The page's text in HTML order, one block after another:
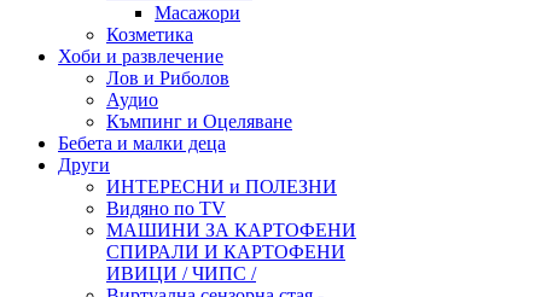
Масажори
Козметика
Хоби и развлечение
Лов и Риболов
Аудио
Къмпинг и Оцеляване
Бебета и малки деца
Други
ИНТЕРЕСНИ и ПОЛЕЗНИ
Видяно по TV
МАШИНИ ЗА КАРТОФЕНИ
СПИРАЛИ И КАРТОФЕНИ
ИВИЦИ / ЧИПС /